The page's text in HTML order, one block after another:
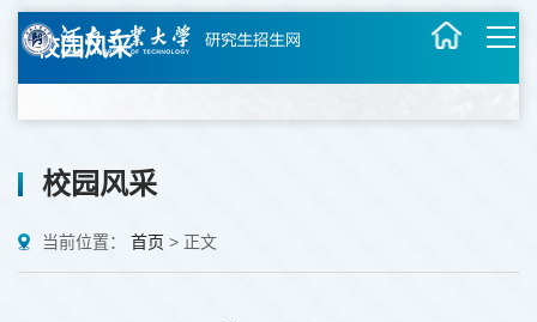
校园风采
校园风采
当前位置： 首页 > 正文